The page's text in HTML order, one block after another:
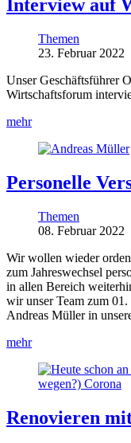
Interview auf
Themen
23. Februar 2022
Unser Geschäftsführer
Wirtschaftsforum
mehr
Personelle
Themen
08. Februar 2022
Wir wollen wieder
zum Jahreswechsel
in allen Bereich
wir unser Team zum
Andreas Müller in
mehr
Renovieren